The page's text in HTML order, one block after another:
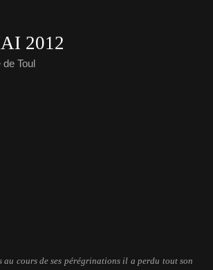
2012
Toul
cours de ses pérégrinations il a perdu tout son